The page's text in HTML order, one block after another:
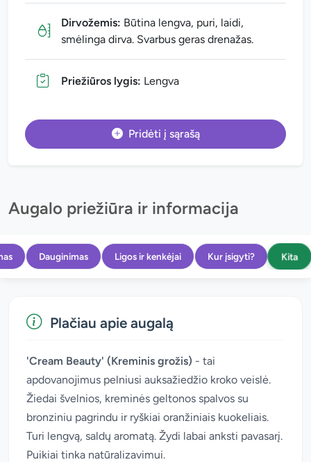
Dirvožemis: Būtina lengva, puri, laidi,
smėlinga dirva. Svarbus geras drenažas.
Priežiūros lygis: Lengva
Pridėti į sąrašą
Augalo priežiūra ir informacija
Dauginimas Ligos ir kenkėjai Kur įsigyti? Kita
Plačiau apie augalą
'Cream Beauty' (Kreminis grožis) - tai
apdovanojimus pelniusi auksažiedžio kroko veislė.
Žiedai švelnios, kreminės geltonos spalvos su
bronziniu pagrindu ir ryškiai oranžiniais kuokeliais.
Turi lengvą, saldų aromatą. Žydi labai anksti pavasarį.
Puikiai tinka natūralizavimui.